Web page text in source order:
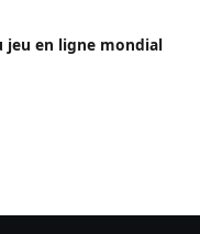
jeu en ligne mondial